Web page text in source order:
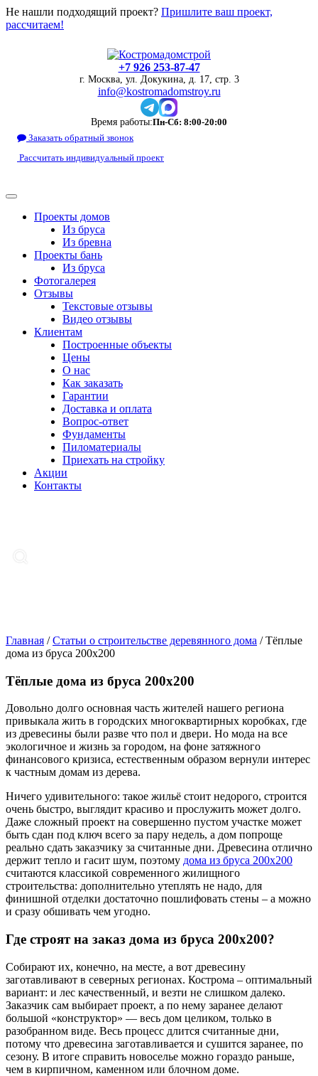
Не нашли подходящий проект? Пришлите ваш проект,
рассчитаем!
+7 926 253-87-47
г. Москва, ул. Докукина, д. 17, стр. 3
info@kostromadomstroy.ru
Время работы:Пн-Сб: 8:00-20:00
Заказать обратный звонок
Рассчитать индивидуальный проект
Проекты домов
Из бруса
Из бревна
Проекты бань
Из бруса
Фотогалерея
Отзывы
Текстовые отзывы
Видео отзывы
Клиентам
Построенные объекты
Цены
О нас
Как заказать
Гарантии
Доставка и оплата
Вопрос-ответ
Фундаменты
Пиломатериалы
Приехать на стройку
Акции
Контакты
Главная /Статьи о строительстве деревянного дома /Тёплые
дома из бруса 200х200
Тёплые дома из бруса 200х200
Довольно долго основная часть жителей нашего региона
привыкала жить в городских многоквартирных коробках, где
из древесины были разве что пол и двери. Но мода на все
экологичное и жизнь за городом, на фоне затяжного
финансового кризиса, естественным образом вернули интерес
к частным домам из дерева.
Ничего удивительного: такое жильё стоит недорого, строится
очень быстро, выглядит красиво и прослужить может долго.
Даже сложный проект на совершенно пустом участке может
быть сдан под ключ всего за пару недель, а дом попроще
реально сдать заказчику за считанные дни. Древесина отлично
держит тепло и гасит шум, поэтому дома из бруса 200х200
считаются классикой современного жилищного
строительства: дополнительно утеплять не надо, для
финишной отделки достаточно пошлифовать стены – а можно
и сразу обшивать чем угодно.
Где строят на заказ дома из бруса 200х200?
Собирают их, конечно, на месте, а вот древесину
заготавливают в северных регионах. Кострома – оптимальный
вариант: и лес качественный, и везти не слишком далеко.
Заказчик сам выбирает проект, а по нему заранее делают
большой «конструктор» — весь дом целиком, только в
разобранном виде. Весь процесс длится считанные дни,
потому что древесина заготавливается и сушится заранее, по
сезону. В итоге справить новоселье можно гораздо раньше,
чем в кирпичном, каменном или блочном доме.